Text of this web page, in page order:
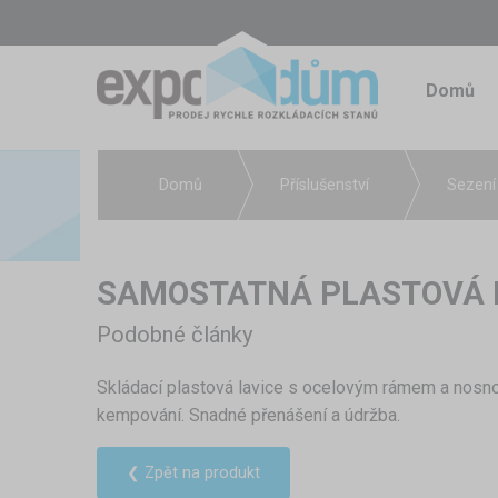
Domů
Domů Příslušenství
SAMOSTATNÁ
Podobné články
Skládací plastová lavice s ocelovým rámem a
kempování. Snadné přenášení a údržba.
❮ Zpět na produkt